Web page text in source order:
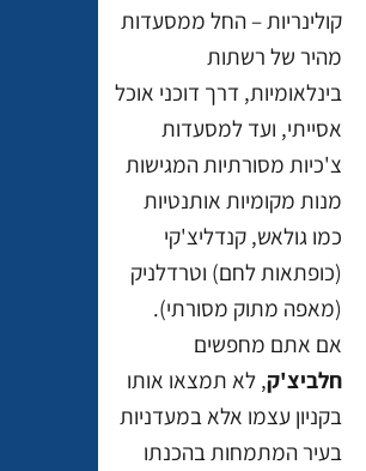
קולינריות – החל ממסעדות
מהיר של רשתות
בינלאומיות, דרך דוכני אוכל
אסייתי, ועד למסעדות
צ'כיות מסורתיות המגישות
מנות מקומיות אותנטיות
כמו גולאש, קנדליצ'קי
(כופתאות לחם) וטרדלניק
(מאפה מתוק מסורתי).
אם אתם מחפשים
חלביצ'ק, לא תמצאו אותו
בקניון עצמו אלא במעדניות
בעיר המתמחות בהכנתו